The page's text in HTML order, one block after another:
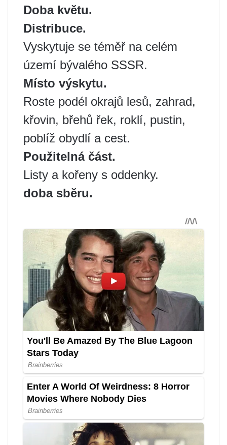
Doba květu.
Distribuce.
Vyskytuje se téměř na celém
území bývalého SSSR.
Místo výskytu.
Roste podél okrajů lesů, zahrad,
křovin, břehů řek, roklí, pustin,
poblíž obydlí a cest.
Použitelná část.
Listy a kořeny s oddenky.
doba sběru.